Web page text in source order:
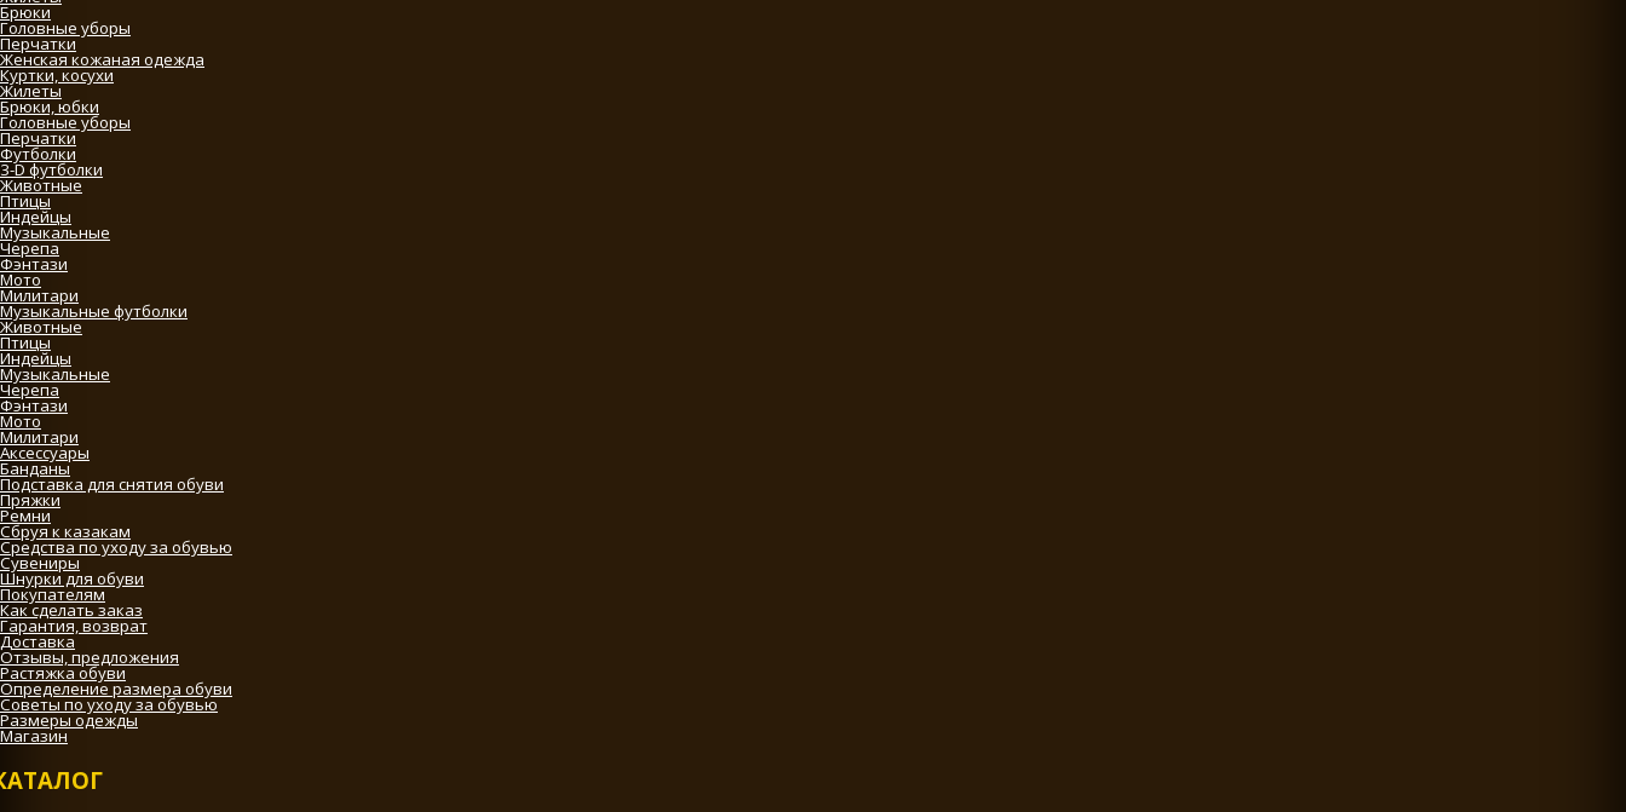
Брюки
Головные уборы
Перчатки
Женская кожаная одежда
Куртки, косухи
Жилеты
Брюки, юбки
Головные уборы
Перчатки
Футболки
3-D футболки
Животные
Птицы
Индейцы
Музыкальные
Черепа
Фэнтази
Мото
Милитари
Музыкальные футболки
Животные
Птицы
Индейцы
Музыкальные
Черепа
Фэнтази
Мото
Милитари
Аксессуары
Банданы
Подставка для снятия обуви
Пряжки
Ремни
Сбруя к казакам
Средства по уходу за обувью
Сувениры
Шнурки для обуви
Покупателям
Как сделать заказ
Гарантия, возврат
Доставка
Отзывы, предложения
Растяжка обуви
Определение размера обуви
Советы по уходу за обувью
Размеры одежды
Магазин